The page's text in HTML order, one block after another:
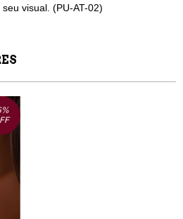
visual. (PU-AT-02)
%